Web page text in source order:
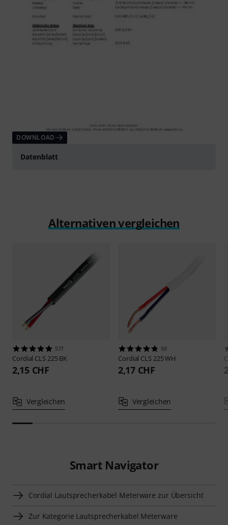
DOWNLOAD
Datenblatt
Alternativen vergleichen
577
Cordial CLS 225 BK
2,15 CHF
Vergleichen
58
Cordial CLS 225 WH
2,17 CHF
Vergleichen
Smart Navigator
Cordial Lautsprecherkabel Meterware zur Übersicht
Zur Kategorie Lautsprecherkabel Meterware